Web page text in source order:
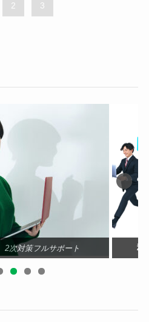
2 3
2次対策フルサポート 科